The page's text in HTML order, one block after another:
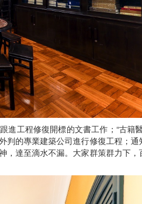
工程修復開標的文書工作；“古籍
的專業建築公司進行修復工程；
達至滴水不漏。大家群策群力下